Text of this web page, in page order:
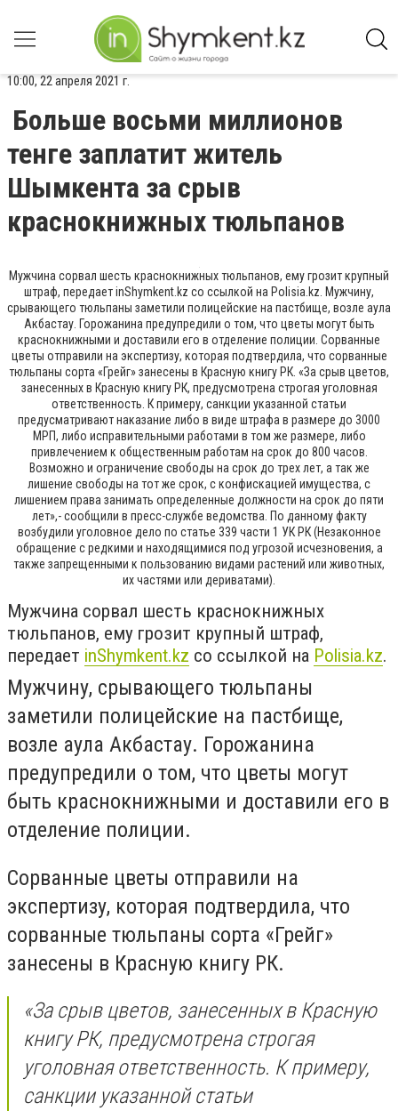
10:00, 22 апреля 2021 г.
Больше восьми миллионов
тенге заплатит житель
Шымкента за срыв
краснокнижных тюльпанов
Мужчина сорвал шесть краснокнижных тюльпанов, ему грозит крупный
штраф, передает inShymkent.kz со ссылкой на Polisia.kz. Мужчину,
срывающего тюльпаны заметили полицейские на пастбище, возле аула
Акбастау. Горожанина предупредили о том, что цветы могут быть
краснокнижными и доставили его в отделение полиции. Сорванные
цветы отправили на экспертизу, которая подтвердила, что сорванные
тюльпаны сорта «Грейг» занесены в Красную книгу РК. «За срыв цветов,
занесенных в Красную книгу РК, предусмотрена строгая уголовная
ответственность. К примеру, санкции указанной статьи
предусматривают наказание либо в виде штрафа в размере до 3000
МРП, либо исправительными работами в том же размере, либо
привлечением к общественным работам на срок до 800 часов.
Возможно и ограничение свободы на срок до трех лет, а так же
лишение свободы на тот же срок, с конфискацией имущества, с
лишением права занимать определенные должности на срок до пяти
лет»,- сообщили в пресс-службе ведомства. По данному факту
возбудили уголовное дело по статье 339 части 1 УК РК (Незаконное
обращение с редкими и находящимися под угрозой исчезновения, а
также запрещенными к пользованию видами растений или животных,
их частями или дериватами).
Мужчина сорвал шесть краснокнижных
тюльпанов, ему грозит крупный штраф,
передает inShymkent.kz со ссылкой на Polisia.kz.
Мужчину, срывающего тюльпаны
заметили полицейские на пастбище,
возле аула Акбастау. Горожанина
предупредили о том, что цветы могут
быть краснокнижными и доставили его в
отделение полиции.
Сорванные цветы отправили на
экспертизу, которая подтвердила, что
сорванные тюльпаны сорта «Грейг»
занесены в Красную книгу РК.
«За срыв цветов, занесенных в Красную
книгу РК, предусмотрена строгая
уголовная ответственность. К примеру,
санкции указанной статьи